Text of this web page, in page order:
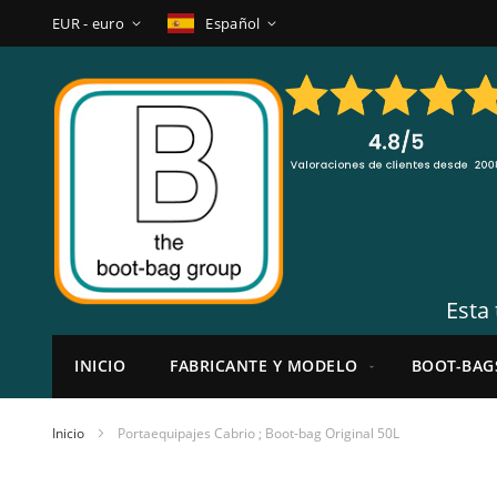
Ir
al
Moneda
EUR - euro LenguajeEspañol
INICIO FABRICANTE Y MODELO BOOT-
Inicio Portaequipajes Cabrio ; Boot-bag Original 50L